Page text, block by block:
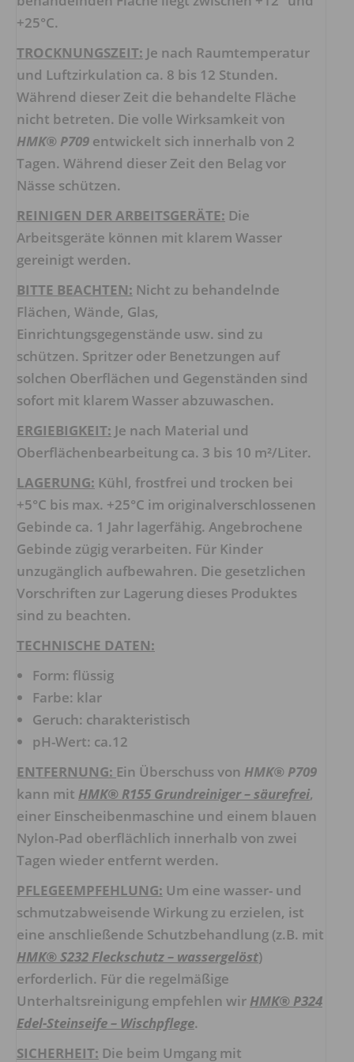
+25°C.
TROCKNUNGSZEIT: Je nach Raumtemperatur
und Luftzirkulation ca. 8 bis 12 Stunden.
Während dieser Zeit die behandelte Fläche
nicht betreten. Die volle Wirksamkeit von
HMK® P709 entwickelt sich innerhalb von 2
Tagen. Während dieser Zeit den Belag vor
Nässe schützen.
REINIGEN DER ARBEITSGERÄTE: Die
Arbeitsgeräte können mit klarem Wasser
gereinigt werden.
BITTE BEACHTEN: Nicht zu behandelnde
Flächen, Wände, Glas,
Einrichtungsgegenstände usw. sind zu
schützen. Spritzer oder Benetzungen auf
solchen Oberflächen und Gegenständen sind
sofort mit klarem Wasser abzuwaschen.
ERGIEBIGKEIT: Je nach Material und
Oberflächenbearbeitung ca. 3 bis 10 m²/Liter.
LAGERUNG: Kühl, frostfrei und trocken bei
+5°C bis max. +25°C im originalverschlossenen
Gebinde ca. 1 Jahr lagerfähig. Angebrochene
Gebinde zügig verarbeiten. Für Kinder
unzugänglich aufbewahren. Die gesetzlichen
Vorschriften zur Lagerung dieses Produktes
sind zu beachten.
TECHNISCHE DATEN:
Form: flüssig
Farbe: klar
Geruch: charakteristisch
pH-Wert: ca.12
ENTFERNUNG: Ein Überschuss von HMK® P709
kann mit HMK® R155 Grundreiniger – säurefrei,
einer Einscheibenmaschine und einem blauen
Nylon-Pad oberflächlich innerhalb von zwei
Tagen wieder entfernt werden.
PFLEGEEMPFEHLUNG: Um eine wasser- und
schmutzabweisende Wirkung zu erzielen, ist
eine anschließende Schutzbehandlung (z.B. mit
HMK® S232 Fleckschutz – wassergelöst)
erforderlich. Für die regelmäßige
Unterhaltsreinigung empfehlen wirHMK® P324
Edel-Steinseife – Wischpflege.
SICHERHEIT: Die beim Umgang mit